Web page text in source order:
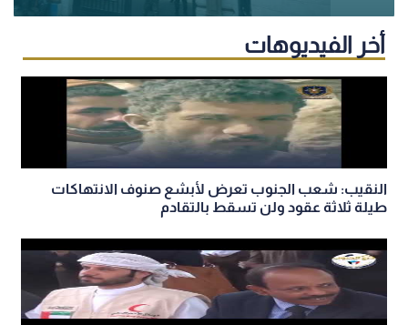
أخر الفيديوهات
النقيب: شعب الجنوب تعرض لأبشع صنوف الانتهاكات
طيلة ثلاثة عقود ولن تسقط بالتقادم